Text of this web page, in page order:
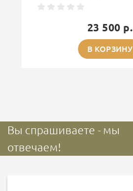
23 500 р.
В КОРЗИНУ
Вы спрашиваете - мы
отвечаем!